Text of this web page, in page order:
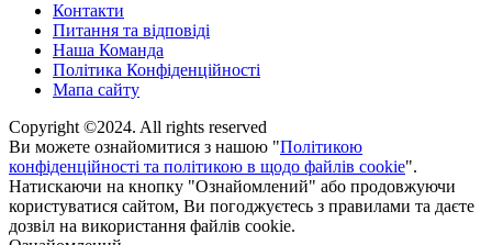
Контакти
Питання та відповіді
Наша Команда
Політика Конфіденційності
Мапа сайту
Copyright ©2024. All rights reserved
Ви можете ознайомитися з нашою "Політикою
конфіденційності та політикою в щодо файлів cookie".
Натискаючи на кнопку "Ознайомлений" або продовжуючи
користуватися сайтом, Ви погоджуєтесь з правилами та даєте
дозвіл на використання файлів cookie.